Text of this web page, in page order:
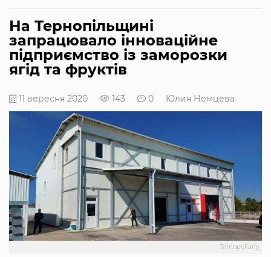
На Тернопільщині
запрацювало інноваційне
підприємство із заморозки
ягід та фруктів
11 вересня 2020 143 0 Юлия Немцева
Ternopoliany